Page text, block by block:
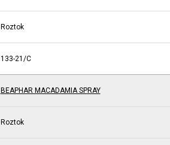
Roztok
133-21/C
BEAPHAR MACADAMIA SPRAY
Roztok